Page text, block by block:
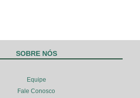
SOBRE NÓS
Equipe
Fale Conosco